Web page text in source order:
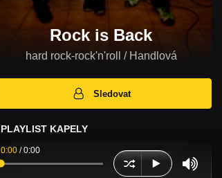
Rock is Back
hard rock-rock'n'roll / Handlová
Sledovat
PLAYLIST KAPELY
0:00 /0:00